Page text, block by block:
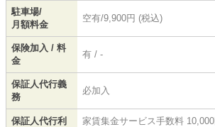
駐車場/
月額料金
空有/9,900円 (税込)
保険加入 / 料
金
有 / -
保証人代行義
務
必加入
保証人代行利
家賃集金サービス手数料